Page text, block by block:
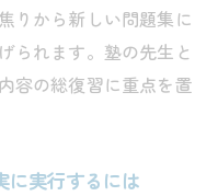
りから新しい問題集に
られます。塾の先生と
容の総復習に重点を置
に実行するには